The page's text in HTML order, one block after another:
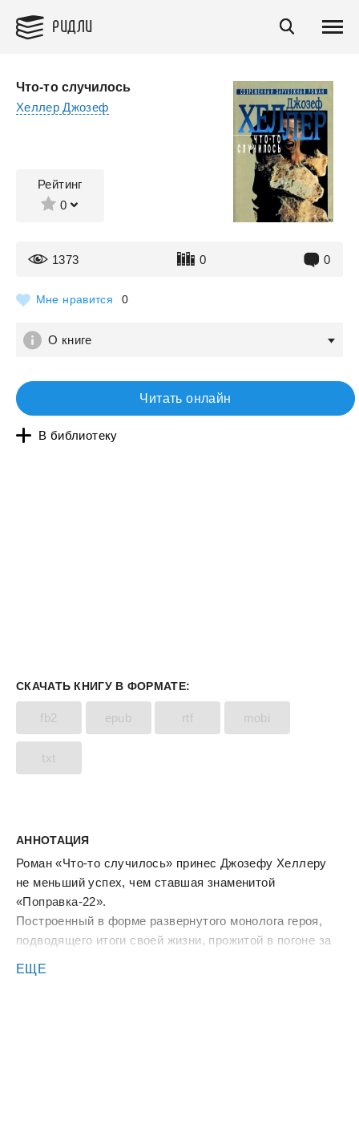
РИДЛИ
Что-то случилось
Хеллер Джозеф
Рейтинг
0
1373 0 0
Мне нравится 0
О книге
Читать онлайн
В библиотеку
СКАЧАТЬ КНИГУ В ФОРМАТЕ:
fb2 epub rtf mobi
txt
АННОТАЦИЯ
Роман «Что-то случилось» принес Джозефу Хеллеру
не меньший успех, чем ставшая знаменитой
«Поправка-22».
Построенный в форме развернутого монолога героя,
подводящего итоги своей жизни, прожитой в погоне за
вопросы современной Америки, да и вообще западного
ЕЩЕ